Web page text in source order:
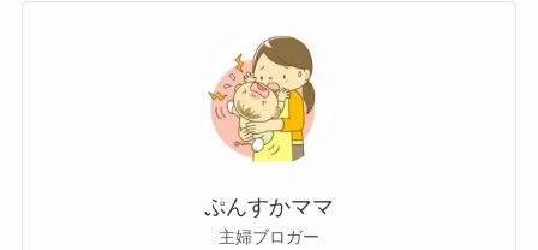
ぷんすかママ
主婦ブロガー